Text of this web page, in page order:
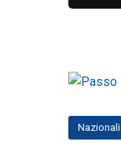
Nazionali